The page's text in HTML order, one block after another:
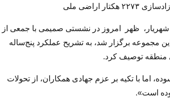
ظهر امروز در نشستی صمیمی با جمعی از
مجموعه برگزار شد، به تشریح عملکرد پنج‌ساله
منطقه توصیف کرد.
اما با تکیه بر عزم جهادی همکاران، از تحولات
است».